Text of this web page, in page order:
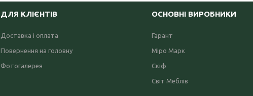
ДЛЯ КЛІЄНТІВ
Доставка і оплата
Повернення на головну
Фотогалерея
ОСНОВНІ ВИРОБНИКИ
Гарант
Міро Марк
Скіф
Світ Меблів